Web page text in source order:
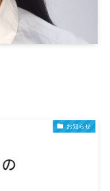
お知らせ